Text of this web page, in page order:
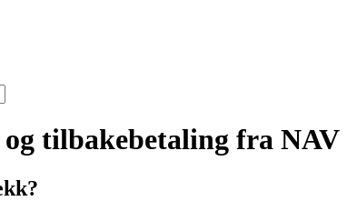
og tilbakebetaling fra NAV